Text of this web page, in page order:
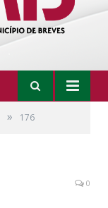
» 176
0